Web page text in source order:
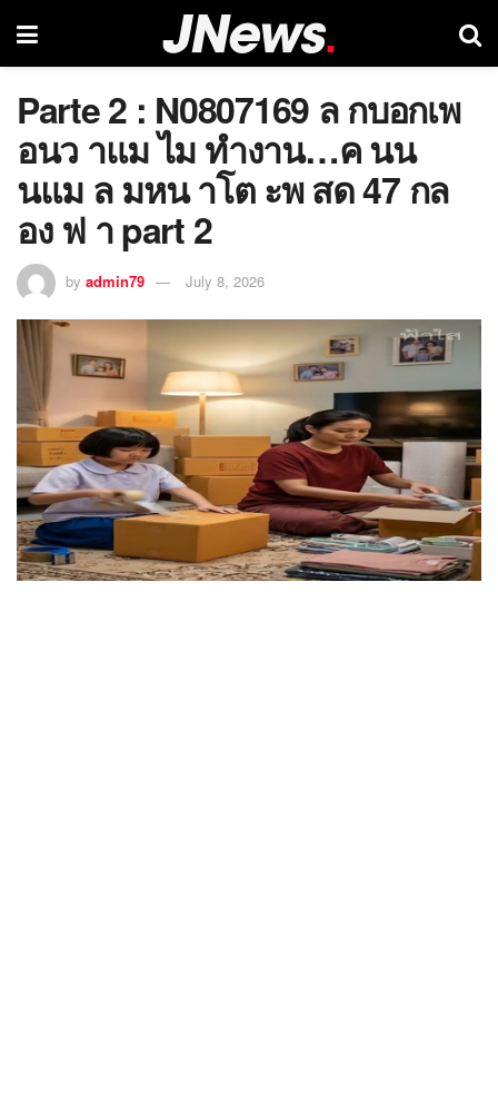
Parte 2 : N0807169 ล กบอกเพ
อนว าแม ไม ทำงาน…ค นน
นแม ล มหน าโต ะพ สด 47 กล
อง ฟ า part 2
by admin79 July 8, 2026